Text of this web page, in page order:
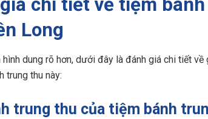
Long
dung rõ hơn, dưới đây là đánh giá chi tiết
trung thu này:
trung thu của tiệm bánh